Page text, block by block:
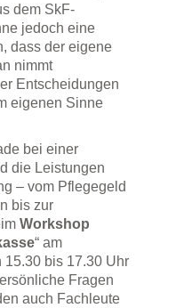
dem SkF-
jedoch eine
dass der eigene
nimmt
Entscheidungen
eigenen Sinne
bei einer
die Leistungen
– vom Pflegegeld
bis zur
Workshop
“ am
15.30 bis 17.30 Uhr
Fragen
auch Fachleute